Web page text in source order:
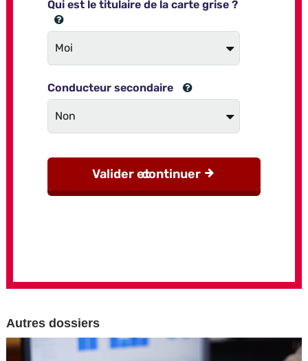
Autres dossiers